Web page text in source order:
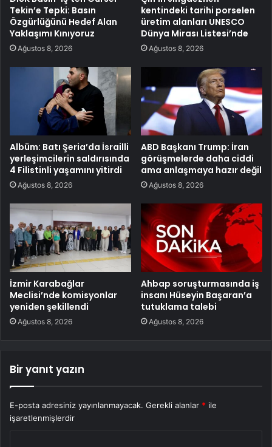
Tekin’e Tepki: Basın
Özgürlüğünü Hedef Alan
Yaklaşımı Kınıyoruz
Ağustos 8, 2026
kentindeki tarihi porselen
üretim alanları UNESCO
Dünya Mirası Listesi’nde
Ağustos 8, 2026
Albüm: Batı Şeria’da İsrailli
yerleşimcilerin saldırısında
4 Filistinli yaşamını yitirdi
Ağustos 8, 2026
ABD Başkanı Trump: İran
görüşmelerde daha ciddi
ama anlaşmaya hazır değil
Ağustos 8, 2026
İzmir Karabağlar
Meclisi’nde komisyonlar
yeniden şekillendi
Ağustos 8, 2026
Ahbap soruşturmasında iş
insanı Hüseyin Başaran’a
tutuklama talebi
Ağustos 8, 2026
Bir yanıt yazın
E-posta adresiniz yayınlanmayacak. Gerekli alanlar * ile
işaretlenmişlerdir